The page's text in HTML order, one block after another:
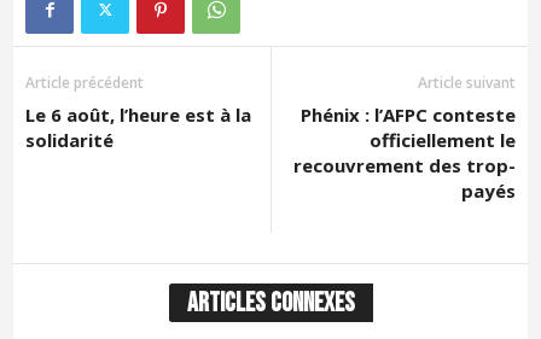
Article précédent
Le 6 août, l’heure est à la
solidarité
Article suivant
Phénix : l’AFPC conteste
officiellement le
recouvrement des trop-
payés
ARTICLES CONNEXES